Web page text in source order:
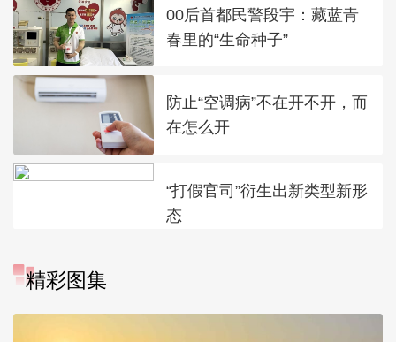
00后首都民警段宇：藏蓝青
春里的“生命种子”
防止“空调病”不在开不开，而
在怎么开
“打假官司”衍生出新类型新形
态
精彩图集